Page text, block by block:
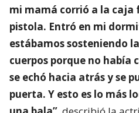
mi mamá corrió a la caja
pistola. Entró en mi
estábamos sosteniendo
cuerpos porque no había
se echó hacia atrás y se
puerta. Y esto es lo más